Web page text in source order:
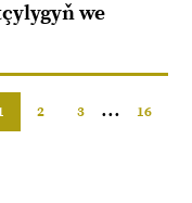
we
2 3 ... 16